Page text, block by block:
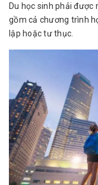
Du học sinh phải được
gồm cả chương trình
lập hoặc tư thục.